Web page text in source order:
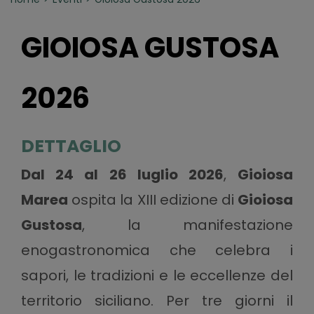
GIOIOSA GUSTOSA
2026
DETTAGLIO
Dal 24 al 26 luglio 2026, Gioiosa
Marea ospita la XIII edizione di Gioiosa
Gustosa, la manifestazione
enogastronomica che celebra i
sapori, le tradizioni e le eccellenze del
territorio siciliano. Per tre giorni il